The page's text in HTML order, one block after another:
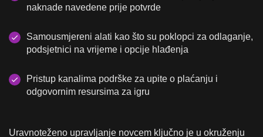
naknade navedene prije potvrde
Samousmjereni alati kao što su poklopci za odlaganje,
podsjetnici na vrijeme i opcije hlađenja
Pristup kanalima podrške za upite o plaćanju i
odgovornim resursima za igru
Uravnoteženo upravljanje novcem ključno je u okruženju